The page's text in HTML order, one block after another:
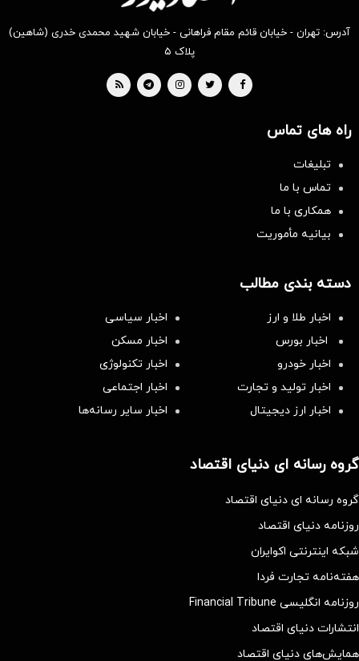
آدرس: تهران - خیابان قائم مقام فراهانی - خیابان شهید محمدی خدری (شاهین)
پلاک ۵
راه های تماس
تبلیغات
تماس با ما
همکاری با ما
بیانیه مأموریت
دسته بندی مطالب
اخبار طلا و ارز
اخبار سیاسی
اخبار بورس
اخبار مسکن
اخبار خودرو
اخبار تکنولوژی
اخبار تولید و تجارت
اخبار اجتماعی
اخبار ارز دیجیتال
اخبار سایر رسانه‌‌ها
گروه رسانه ای دنیای اقتصاد
گروه رسانه ای دنیای اقتصاد
روزنامه دنیای اقتصاد
شبکه اینترنتی اکوایران
هفته‌نامه تجارت فردا
روزنامه انگلیسی Financial Tribune
انتشارات دنیای اقتصاد
همایش‌های دنیای اقتصاد